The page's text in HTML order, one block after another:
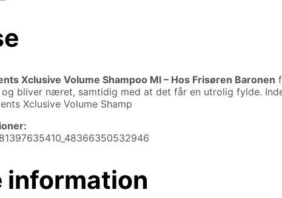
Xclusive Volume Shampoo Ml – Hos Frisøren Baronen
bliver næret, samtidig med at det får en utrolig fylde.
Xclusive Volume Shamp
information